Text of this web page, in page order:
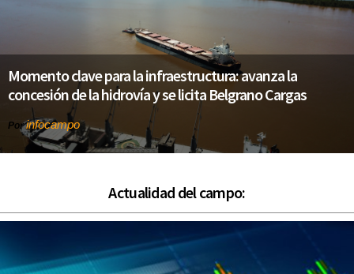
Momento clave para la infraestructura: avanza la
concesión de la hidrovía y se licita Belgrano Cargas
Porinfocampo
Actualidad del campo: